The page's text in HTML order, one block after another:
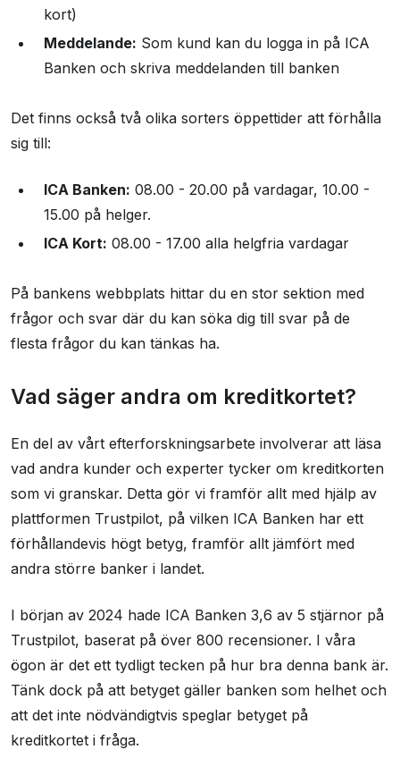
kort)
Meddelande: Som kund kan du logga in på ICA
Banken och skriva meddelanden till banken
Det finns också två olika sorters öppettider att förhålla
sig till:
ICA Banken: 08.00 - 20.00 på vardagar, 10.00 -
15.00 på helger.
ICA Kort: 08.00 - 17.00 alla helgfria vardagar
På bankens webbplats hittar du en stor sektion med
frågor och svar där du kan söka dig till svar på de
flesta frågor du kan tänkas ha.
Vad säger andra om kreditkortet?
En del av vårt efterforskningsarbete involverar att läsa
vad andra kunder och experter tycker om kreditkorten
som vi granskar. Detta gör vi framför allt med hjälp av
plattformen Trustpilot, på vilken ICA Banken har ett
förhållandevis högt betyg, framför allt jämfört med
andra större banker i landet.
I början av 2024 hade ICA Banken 3,6 av 5 stjärnor på
Trustpilot, baserat på över 800 recensioner. I våra
ögon är det ett tydligt tecken på hur bra denna bank är.
Tänk dock på att betyget gäller banken som helhet och
att det inte nödvändigtvis speglar betyget på
kreditkortet i fråga.